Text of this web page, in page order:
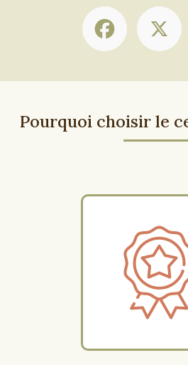
Facebook
Pourquoi choisir le